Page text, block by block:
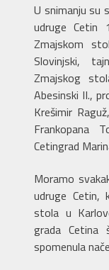
U snimanju su
udruge Cetin
Zmajskom
Slovinjski,
Zmajskog
Abesinski II.,
Krešimir
Frankopana
Cetingrad
Moramo
udruge Cetin,
stola u
grada
spomenula